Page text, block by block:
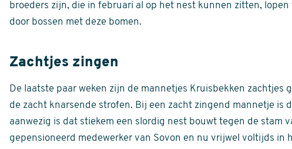
broeders zijn, die in februari al op het nest kunnen zitten,
door bossen met deze bomen.
Zachtjes zingen
De laatste paar weken zijn de mannetjes Kruisbekken zachtjes
de zacht knarsende strofen. Bij een zacht zingend mannetje is
aanwezig is dat stiekem een slordig nest bouwt tegen de stam
gepensioneerd medewerker van Sovon en nu vrijwel voltijds in